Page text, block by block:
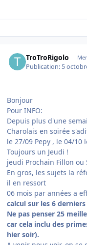
TroTroRigolo
Publication: 5
Bonjour
Pour INFO:
Depuis plus d'une
Charolais en soirée
le 27/09 Pepy , le 04/10
Toujours un Jeudi !
jeudi Prochain Fillon ou
En gros, les sujets la
il en ressort
06 mois par années a
calcul sur les 6
Ne pas penser 25
car cela inclu des
hier soir).